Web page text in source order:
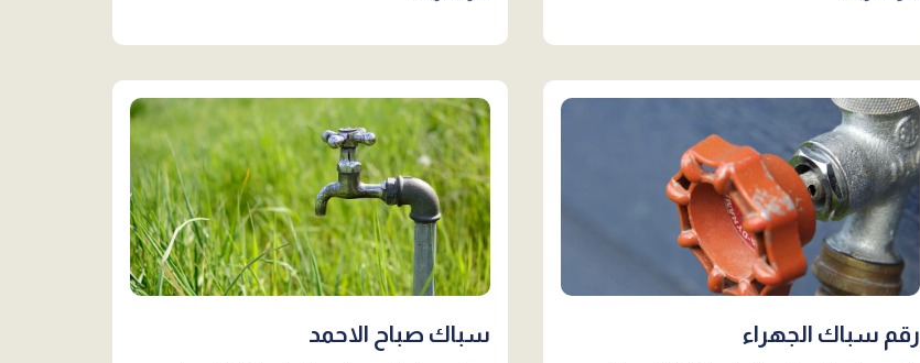
رقم سباك الجهراء سباك صباح الاحمد